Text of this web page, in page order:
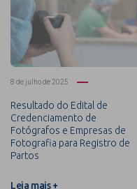
8 de julho de 2025
Resultado do Edital de
Credenciamento de
Fotógrafos e Empresas de
Fotografia para Registro de
Partos
Leia mais +